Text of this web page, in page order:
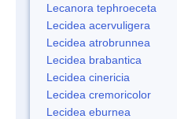
Lecanora tephroeceta
Lecidea acervuligera
Lecidea atrobrunnea
Lecidea brabantica
Lecidea cinericia
Lecidea cremoricolor
Lecidea eburnea